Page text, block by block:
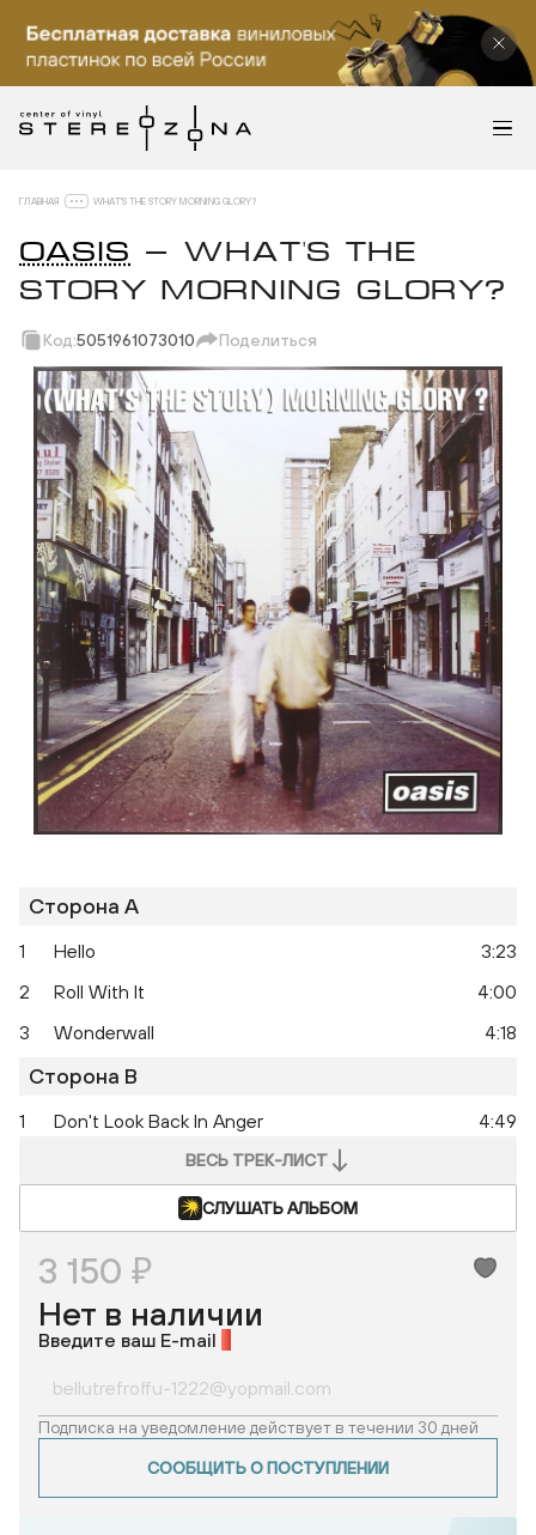
ГЛАВНАЯ WHAT'S THE STORY MORNING GLORY?
OASIS — WHAT'S THE
STORY MORNING GLORY?
Код:5051961073010 Поделиться
Скопировать ссылку
Вотсап
Телеграм
Макс
ВКонтакте
Одноклассники
Сторона A
1 Hello
3:23
2
Roll With It
4:00
3
Wonderwall 4:18
Сторона B
1 Don't Look Back In Anger 4:49
ВЕСЬ ТРЕК-ЛИСТ
СЛУШАТЬ АЛЬБОМ
3 150 ₽
Нет в наличии
Введите ваш E-mail
Подписка на уведомление действует в течении 30 дней
СООБЩИТЬ О ПОСТУПЛЕНИИ